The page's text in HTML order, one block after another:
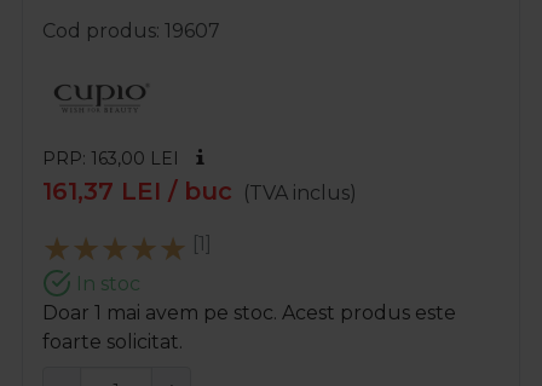
Cod produs 19607
PRP: 163,00 LEI
161,37 LEI / buc (TVA inclus)
[1]
In stoc
Doar 1 mai avem pe stoc. Acest produs este
foarte solicitat.